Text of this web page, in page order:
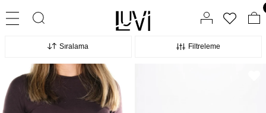
Filtreleme
Sıralama